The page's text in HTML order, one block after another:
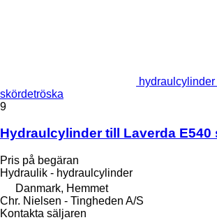
skördetröska
9
Hydraulcylinder till Laverda
Pris på begäran
Hydraulik - hydraulcylinder
Danmark, Hemmet
Chr. Nielsen - Tingheden A/S
Kontakta säljaren